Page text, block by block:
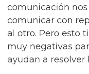
comunicación
comunicar con
al otro. Pero esto
muy negativas
ayudan a resolver